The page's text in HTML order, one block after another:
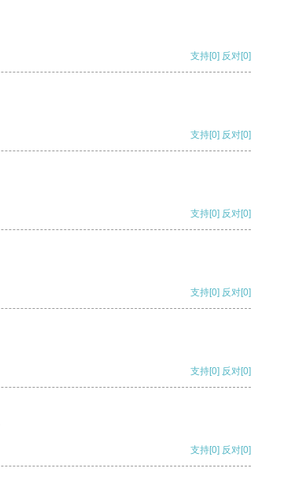
支持[0] 反对[0]
支持[0] 反对[0]
支持[0] 反对[0]
支持[0] 反对[0]
支持[0] 反对[0]
支持[0] 反对[0]